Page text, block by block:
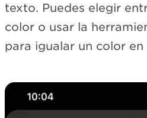
texto. Puedes elegir
color o usar la
para igualar un color